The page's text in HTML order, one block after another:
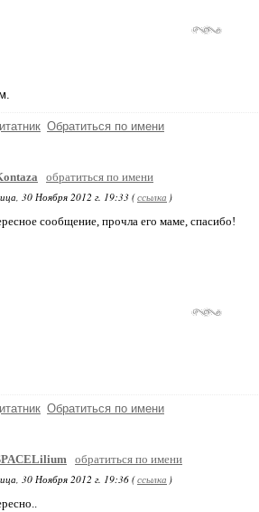
Обратиться по имени
обратиться по имени
30 Ноября 2012 г. 19:33 (ссылка )
сообщение, прочла его маме, спасибо!
Обратиться по имени
обратиться по имени
30 Ноября 2012 г. 19:36 (ссылка )